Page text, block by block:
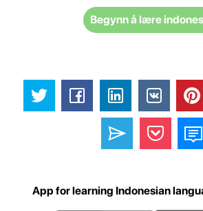
Begynn å lære
App for learning Indonesian